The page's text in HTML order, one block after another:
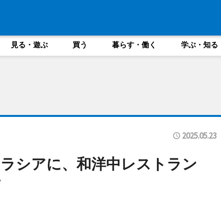
見る・遊ぶ 買う 暮らす・働く 学ぶ・知る
2025.05.23
シアに、和洋中レストラン